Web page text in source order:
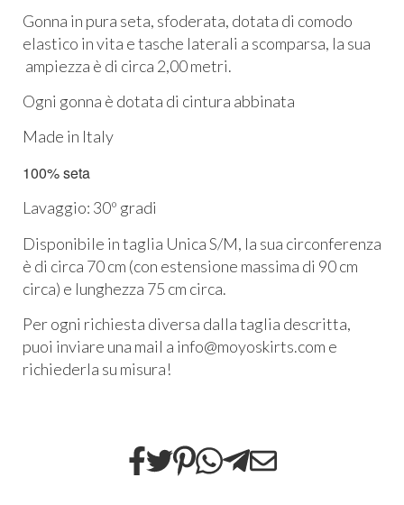
Gonna in pura seta, sfoderata, dotata di comodo
elastico in vita e tasche laterali a scomparsa, la sua
ampiezza è di circa 2,00 metri.
Ogni gonna è dotata di cintura abbinata
Made in Italy
100% seta
Lavaggio: 30º gradi
Disponibile in taglia Unica S/M, la sua circonferenza
è di circa 70 cm (con estensione massima di 90 cm
circa) e lunghezza 75 cm circa.
Per ogni richiesta diversa dalla taglia descritta,
puoi inviare una mail a info@moyoskirts.com e
richiederla su misura!